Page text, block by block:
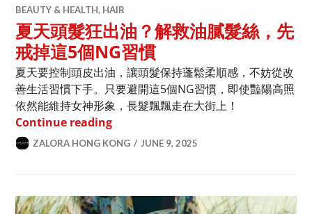
BEAUTY & HEALTH, HAIR
夏天頭髮狂出油？解救油膩髮絲，先
戒掉這5個NG習慣
夏天要控制頭皮出油，讓頭髮保持蓬鬆柔順感，不妨從改
善生活習慣下手。只要避開這5個NG習慣，即使豔陽高照
依然能維持女神形象，長髮飄飄走在大街上！
Continue reading夏天頭髮狂出油？解救油膩髮絲，先戒
ZALORA HONG KONG JUNE 9, 2025